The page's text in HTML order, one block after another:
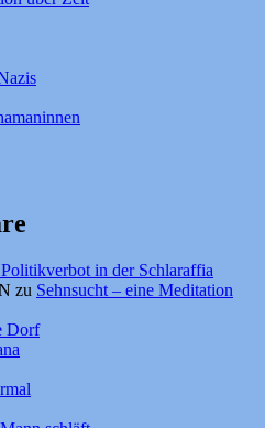
in der Schlaraffia
zu Sehnsucht – eine Meditation
Dorf